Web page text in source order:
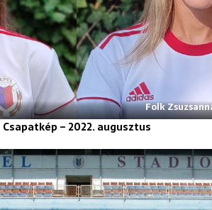
Folk
Csapatkép – 2022. augusztus